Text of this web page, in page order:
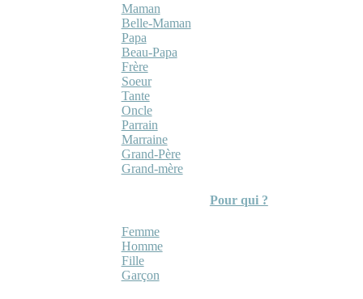
Maman
Belle-Maman
Papa
Beau-Papa
Frère
Soeur
Tante
Oncle
Parrain
Marraine
Grand-Père
Grand-mère
Pour qui ?
Femme
Homme
Fille
Garçon